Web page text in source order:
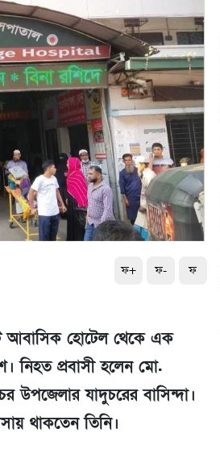
ফ+ ফ- ফ
আবাসিক হোটেল থেকে এক
নিহত প্রবাসী হলেন মো.
উপজেলার যাদুচরের বাসিন্দা।
থাকতেন তিনি।